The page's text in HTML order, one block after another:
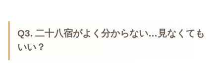
Q3. 二十八宿がよく分からない…見なくても
いい？